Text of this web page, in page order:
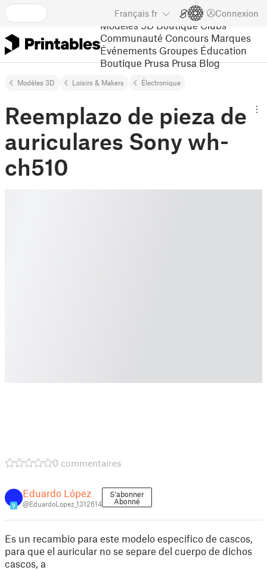
Français fr Connexion
Modèles 3D Boutique Clubs
Communauté Concours Marques
Événements Groupes Éducation
Boutique Prusa Prusa Blog
Modèles 3D Loisirs & Makers Électronique
Reemplazo de pieza de
auriculares Sony wh-
ch510
0 commentaires
9
Eduardo López
@EduardoLopez_1312614
S'abonner
Abonné
Es un recambio para este modelo especifico de cascos,
para que el auricular no se separe del cuerpo de dichos
cascos, a